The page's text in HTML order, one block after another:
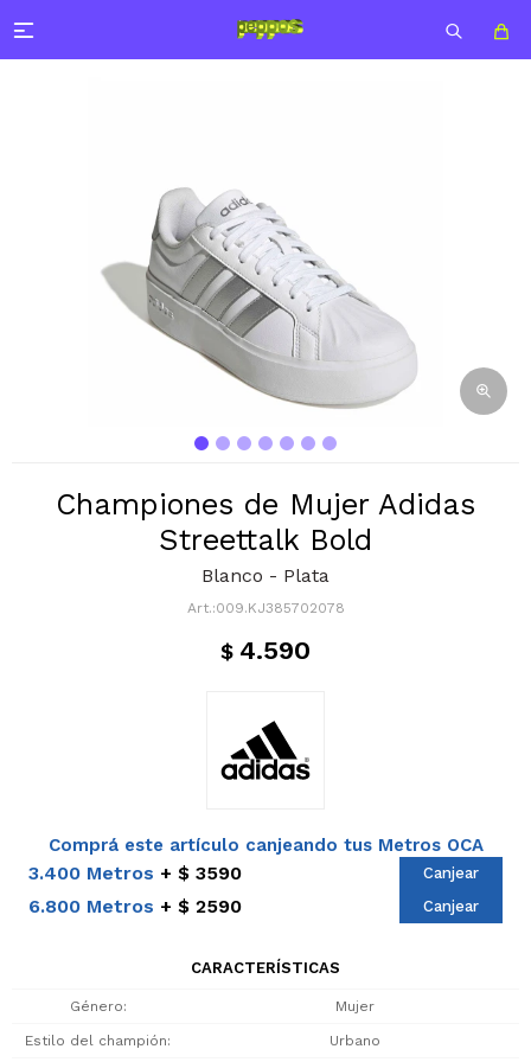

Championes de Mujer Adidas
Streettalk Bold
Blanco - Plata
009.KJ385702078
$ 4.590
Comprá este artículo canjeando tus Metros OCA
3.400 Metros $ 3590 Canjear
6.800 Metros $ 2590 Canjear
CARACTERÍSTICAS
Género Mujer
Estilo del champión Urbano